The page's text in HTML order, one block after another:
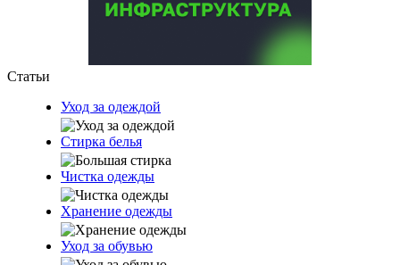
Статьи
Уход за одеждой
Стирка белья
Чистка одежды
Хранение одежды
Уход за обувью